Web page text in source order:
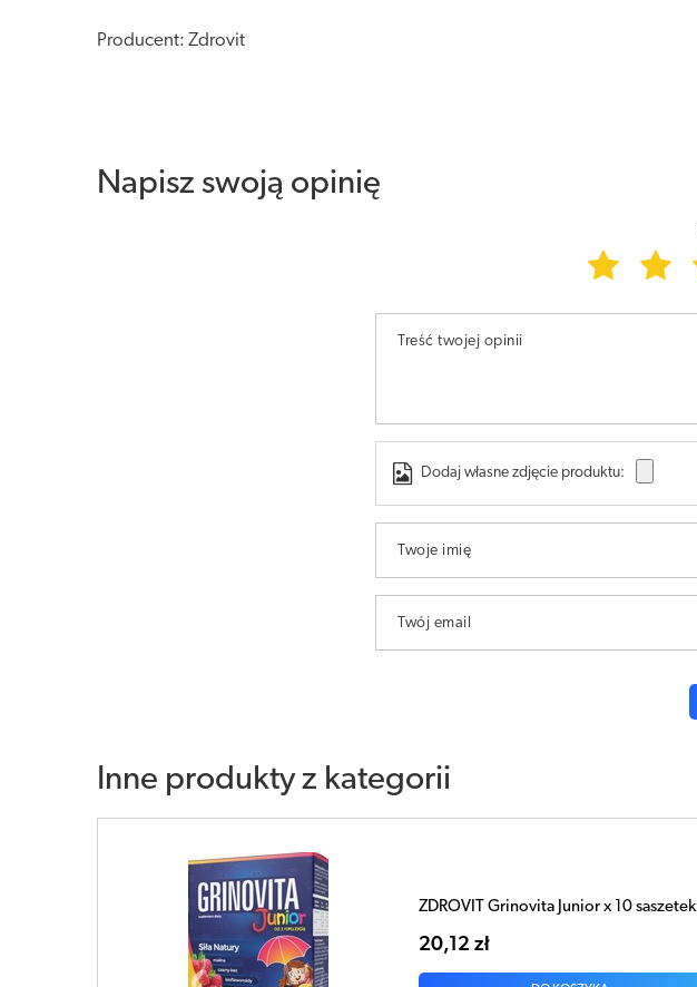
Producent: Zdrovit
Napisz swoją opinię
Treść twojej opinii
Dodaj własne zdjęcie produktu:
Twoje imię
Twój email
Inne produkty z kategorii
ZDROVIT Grinovita Junior x 10 saszetek
20,12 zł